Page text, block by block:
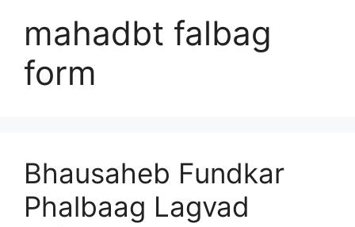
mahadbt falbag
form
Bhausaheb Fundkar
Phalbaag Lagvad